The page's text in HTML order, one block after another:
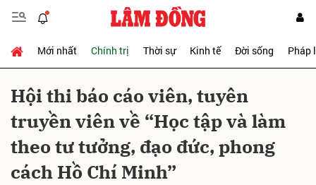
Mới nhất Chính trị Thời sự Kinh tế Đời sống Pháp
Hội thi báo cáo viên, tuyên
truyền viên về “Học tập và làm
theo tư tưởng, đạo đức, phong
cách Hồ Chí Minh”
Gửi bình luận